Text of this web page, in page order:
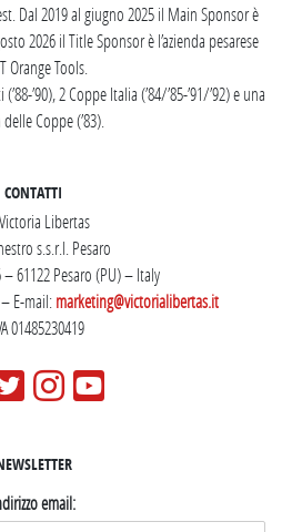
Dal 2019 al giugno 2025 il Main Sponsor è
2026 il Title Sponsor è l’azienda pesarese
Orange Tools.
’90), 2 Coppe Italia (’84/’85-’91/’92) e una
Coppe (’83).
CONTATTI
Libertas
s.s.r.l. Pesaro
– 61122 Pesaro (PU) – Italy
E-mail:marketing@victorialibertas.it
01485230419
email: